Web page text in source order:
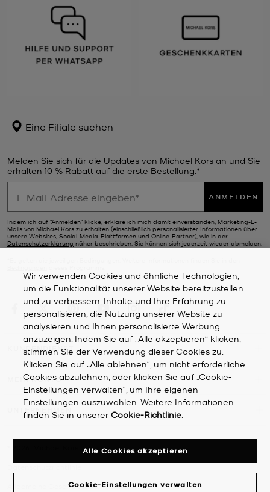
Eine Filiale suchen
Melden Sie sich für die Updates von Michael Kors an und Sie
erhalten 10 % Rabatt auf die erste Bestellung.*
ANMELDEN
Indem ich auf "Anmelden" klicke, erkläre ich mich damit einverstanden, Marketing-E-
Mails von Michael Kors zu erhalten (einschließlich personalisierter Informationen über
unsere Websites, Social-Media-Plattformen und Online-Partner), wie in der
Datenschutzerklärung näher beschrieben. Sie können sich jederzeit wieder abmelden.
KUNDENDIENST
MEIN KONTO
UNTERNEHMEN
Allgemeine Geschäftsbedingungen
Wir verwenden Cookies und ähnliche Technologien,
um die Funktionalität unserer Website bereitzustellen
und zu verbessern, Inhalte und Ihre Erfahrung zu
personalisieren, die Nutzung unserer Website zu
analysieren und Ihnen personalisierte Werbung
anzuzeigen. Indem Sie auf „Alle akzeptieren“ klicken,
stimmen Sie der Verwendung dieser Cookies zu.
Klicken Sie auf „Alle ablehnen“, um nicht erforderliche
Cookies abzulehnen, oder klicken Sie auf „Cookie-
Einstellungen verwalten“, um Ihre eigenen
Einstellungen auszuwählen. Weitere Informationen
finden Sie in unsererCookie-Richtlinie
Cookie-Einstellungen verwalten
Alle Cookies akzeptieren